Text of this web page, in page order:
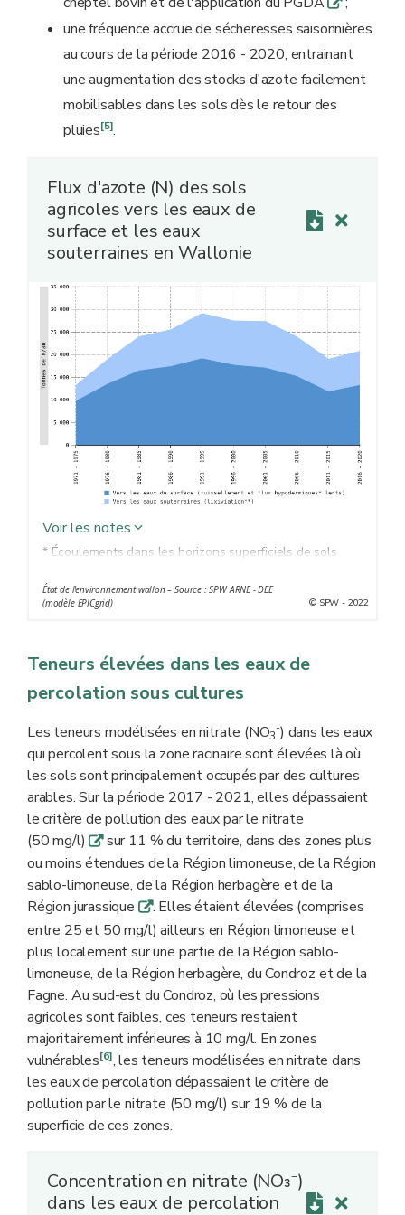
q
une fréquence accrue de sécheresses saisonnières
au cours de la période 2016 - 2020, entrainant
une augmentation des stocks d'azote facilement
mobilisables dans les sols dès le retour des
pluies[5].
Flux d'azote (N) des sols
agricoles vers les eaux de
surface et les eaux
souterraines en Wallonie
Voir les notes
* Écoulements dans les horizons superficiels de sols
percolation vers les horizons de sol plus profonds
État de l'environnement wallon – Source : SPW ARNE - DEE
(modèle EPICgrid)
© SPW - 2022
Teneurs élevées dans les eaux de
percolation sous cultures
Les teneurs modélisées en nitrate (NO3
-) dans les eaux
qui percolent sous la zone racinaire sont élevées là où
les sols sont principalement occupés par des cultures
arables. Sur la période 2017 - 2021, elles dépassaient
le critère de pollution des eaux par le nitrate
(50 mg/l)qsur 11 % du territoire, dans des zones plus
ou moins étendues de la Région limoneuse, de la Région
sablo-limoneuse, de la Région herbagère et de la
Région jurassique q. Elles étaient élevées (comprises
entre 25 et 50 mg/l) ailleurs en Région limoneuse et
plus localement sur une partie de la Région sablo-
limoneuse, de la Région herbagère, du Condroz et de la
Fagne. Au sud-est du Condroz, où les pressions
agricoles sont faibles, ces teneurs restaient
majoritairement inférieures à 10 mg/l. En zones
vulnérables[6], les teneurs modélisées en nitrate dans
les eaux de percolation dépassaient le critère de
pollution par le nitrate (50 mg/l) sur 19 % de la
superficie de ces zones.
Concentration en nitrate (NO₃⁻)
dans les eaux de percolation